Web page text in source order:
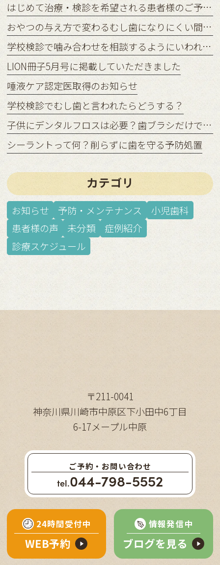
はじめて治療・検診を希望される患者様のご予約状況につきまして
おやつの与え方で変わるむし歯になりにくい間食習慣
学校検診で噛み合わせを相談するようにいわれたら？
LION冊子5月号に掲載していただきました
唾液ケア認定医取得のお知らせ
学校検診でむし歯と言われたらどうする？
子供にデンタルフロスは必要？歯ブラシだけでは足りない理由
シーラントって何？削らずに歯を守る予防処置
カテゴリ
お知らせ 予防・メンテナンス
小児歯科
患者様の声
未分類
症例紹介
診療スケジュール
〒211-0041
神奈川県川崎市中原区下小田中6丁目
6-17メープル中原
ご予約・お問い合わせ
tel.044-798-5552
24時間受付中
WEB予約
情報発信中
ブログを見る